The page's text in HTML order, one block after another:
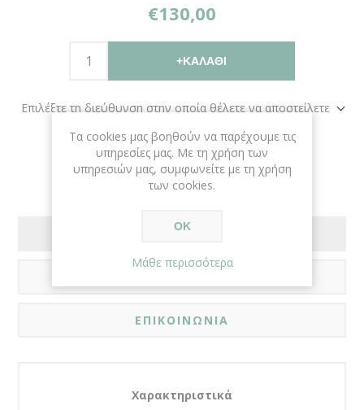
€130,00
+ΚΑΛΆΘΙ
Επιλέξτε τη διεύθυνση στην οποία θέλετε να αποστείλετε
ΠΕΡΙΓΡΑΦΗ
ΕΠΙΚΟΙΝΩΝΙΑ
Χαρακτηριστικά
Τα cookies μας βοηθούν να παρέχουμε τις
υπηρεσίες μας. Με τη χρήση των
υπηρεσιών μας, συμφωνείτε με τη χρήση
των cookies.
ΟΚ
Μάθε περισσότερα